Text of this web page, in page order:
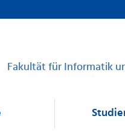
Fakultät für Informatik